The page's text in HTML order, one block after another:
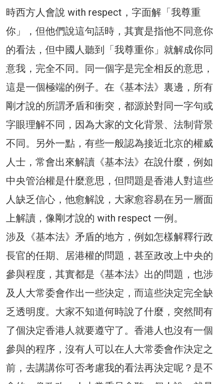
時西方人會說 with respect，字面解「我尊重
你」，但他們說這句話時，其實是指他不同意你
的看法，但中國人聽到「我尊重你」就解成你同
意我，完全不同。同一個字是完全相反的意思，
這是一個極端的例子。在《基本法》裏邊，所有
剛才說的所謂矛盾和衝突，都源於對同一字句或
字眼理解不同，因為大家的文化背景、法制背景
不同。另外一點，有些一般認為接近北京的權威
人士，常會出來解讀《基本法》在說什麼，例如
中央管治權是什麼意思，但問題是香港人對這些
人缺乏信心，他愈解說，大家愈容易在另一層面
上解讀，像剛才說的 with respect 一例。
涉及《基本法》矛盾的地方，例如怎樣解釋行政
長官的任期、居港權的問題，甚至政改上中央的
參與程度，其實都是《基本法》出的問題，也涉
及人大常委會作出一些決定，而這些決定完全缺
乏透明度。大家不知道何時說了什麼，突然間有
了個決定香港人就要遵守了。香港人也沒有一個
參與的程序，沒有人可以在人大常委會作決定之
前，去講講你可否考慮我的看法再決定呢？是不